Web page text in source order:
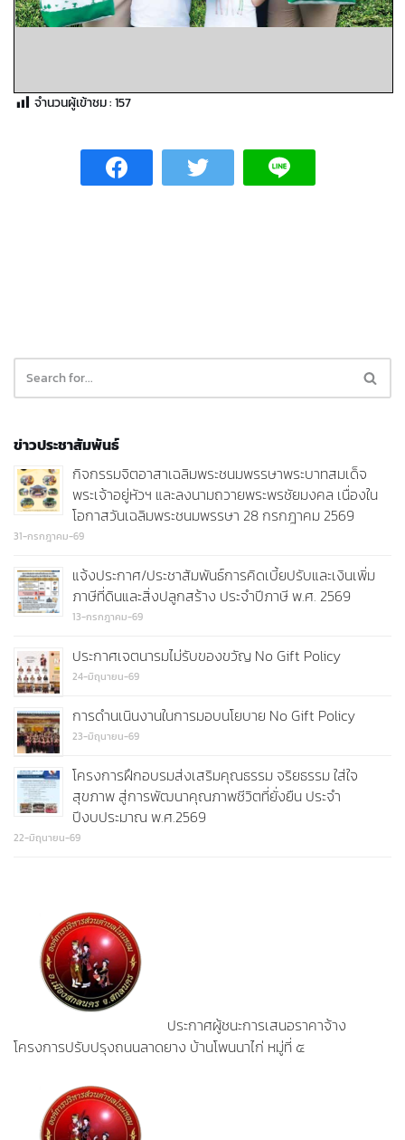
จำนวนผู้เข้าชม :157
ข่าวประชาสัมพันธ์
กิจกรรมจิตอาสาเฉลิมพระชนมพรรษาพระบาทสมเด็จ
พระเจ้าอยู่หัวฯ และลงนามถวายพระพรชัยมงคล เนื่องใน
โอกาสวันเฉลิมพระชนมพรรษา 28 กรกฎาคม 2569
31-กรกฎาคม-69
แจ้งประกาศ/ประชาสัมพันธ์การคิดเบี้ยปรับและเงินเพิ่ม
ภาษีที่ดินและสิ่งปลูกสร้าง ประจำปีภาษี พ.ศ. 2569
13-กรกฎาคม-69
ประกาศเจตนารมไม่รับของขวัญ No Gift Policy
24-มิถุนายน-69
การดำนเนินงานในการมอบนโยบาย No Gift Policy
23-มิถุนายน-69
โครงการฝึกอบรมส่งเสริมคุณธรรม จริยธรรม ใส่ใจ
สุขภาพ สู่การพัฒนาคุณภาพชีวิตที่ยั่งยืน ประจำ
ปีงบประมาณ พ.ศ.2569
22-มิถุนายน-69
ประกาศผู้ชนะการเสนอราคาจ้าง
โครงการปรับปรุงถนนลาดยาง บ้านโพนนาไก่ หมู่ที่ ๕